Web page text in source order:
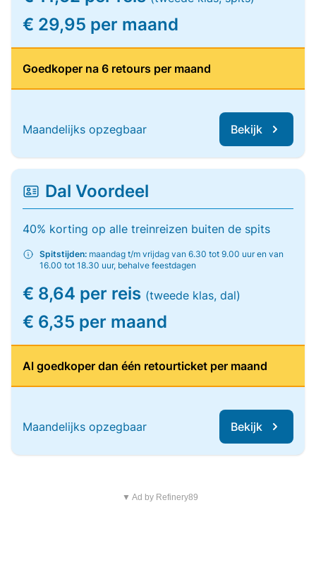
€ 29,95 per maand
Goedkoper na 6 retours per maand
Maandelijks opzegbaar Bekijk
Dal Voordeel
40% korting op alle treinreizen buiten de spits
Spitstijden: maandag t/m vrijdag van 6.30 tot 9.00 uur en van
16.00 tot 18.30 uur, behalve feestdagen
€ 8,64 per reis (tweede klas, dal)
€ 6,35 per maand
Al goedkoper dan één retourticket per maand
Maandelijks opzegbaar Bekijk
▼ Ad by Refinery89